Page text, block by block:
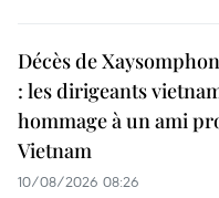
Décès de
: les dirigeants
hommage à un ami
Vietnam
10/08/2026 08:26